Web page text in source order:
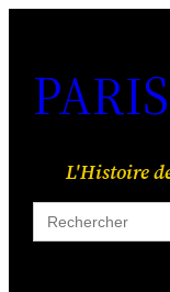
contenu
L'Histoire
Search
for: